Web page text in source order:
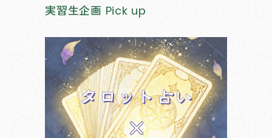
実習生企画 Pick up